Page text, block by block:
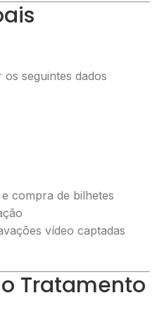
seguintes dados
compra de bilhetes
vídeo captadas
Tratamento